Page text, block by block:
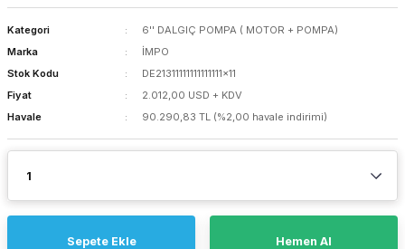
Kategori
6'' DALGIÇ POMPA ( MOTOR + POMPA)
Marka
İMPO
Stok Kodu
DE21311111111111111x11
Fiyat
2.012,00 USD + KDV
Havale
90.290,83 TL (%2,00 havale indirimi)
Sepete Ekle Hemen Al